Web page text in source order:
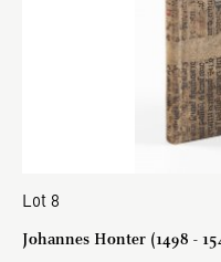
Lot 8
Johannes Honter (1498 -